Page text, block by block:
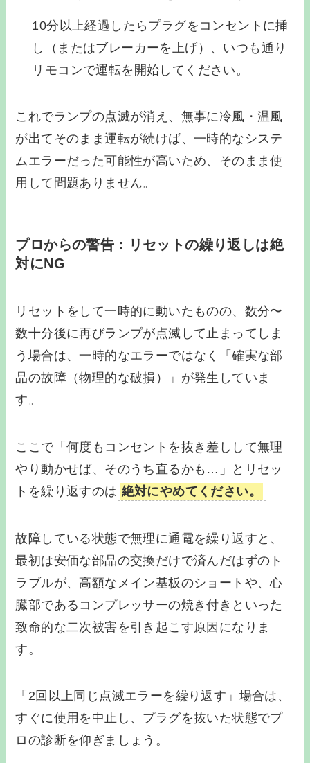
10分以上経過したらプラグをコンセントに挿
し（またはブレーカーを上げ）、いつも通り
リモコンで運転を開始してください。
これでランプの点滅が消え、無事に冷風・温風
が出てそのまま運転が続けば、一時的なシステ
ムエラーだった可能性が高いため、そのまま使
用して問題ありません。
プロからの警告：リセットの繰り返しは絶
対にNG
リセットをして一時的に動いたものの、数分〜
数十分後に再びランプが点滅して止まってしま
う場合は、一時的なエラーではなく「確実な部
品の故障（物理的な破損）」が発生していま
す。
ここで「何度もコンセントを抜き差しして無理
やり動かせば、そのうち直るかも…」とリセッ
トを繰り返すのは 絶対にやめてください。
故障している状態で無理に通電を繰り返すと、
最初は安価な部品の交換だけで済んだはずのト
ラブルが、高額なメイン基板のショートや、心
臓部であるコンプレッサーの焼き付きといった
致命的な二次被害を引き起こす原因になりま
す。
「2回以上同じ点滅エラーを繰り返す」場合は、
すぐに使用を中止し、プラグを抜いた状態でプ
ロの診断を仰ぎましょう。